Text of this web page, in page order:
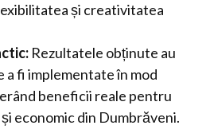
și creativitatea
Rezultatele obținute au
a fi implementate în mod
beneficii reale pentru
economic din Dumbrăveni.